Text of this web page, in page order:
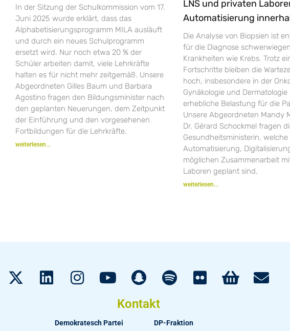
In der Sitzung der Schulkommission vom 17.
Juni 2025 wurde erklärt, dass das
Alphabetisierungsprogramm MILA ausläuft
und durch ein neues Schulprogramm
ersetzt wird. Nur noch etwa 20 % der
Schüler arbeiten damit, viele Lehrkräfte
halten es für nicht mehr zeitgemäß. Unsere
Abgeordneten Gilles Baum und Barbara
Agostino fragen den Bildungsminister nach
den geplanten Neuerungen, dem Zeitpunkt
der Einführung und den vorgesehenen
Fortbildungen für die Lehrkräfte.
weiterlesen...
LNS und privaten
Automatisierung
Die Analyse von Biopsien ist
für die Diagnose
Krankheiten wie Krebs. Trotz
Fortschritte bleiben die
hoch, insbesondere in der
Gynäkologie und Dermatologie
erhebliche Belastung für die
Unsere Abgeordneten Mandy
Dr. Gérard Schockmel fragen
Gesundheitsministerin,
Automatisierung,
möglichen Zusammenarbeit
Laboren geplant sind.
weiterlesen...
Kontakt
Demokratesch Partei
DP-Fraktion